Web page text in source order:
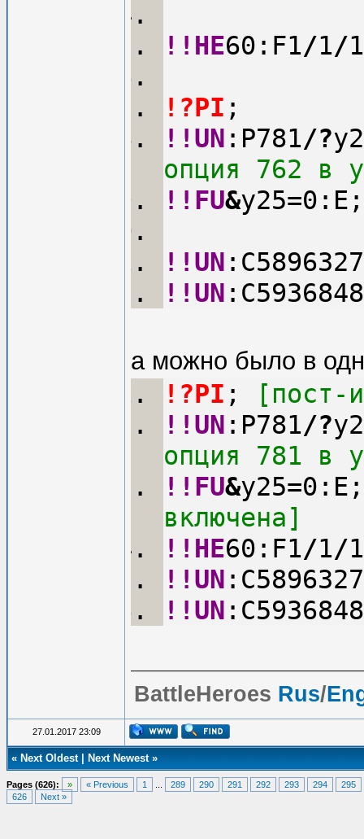
!!HE60:F1/1/1
!?PI ;
!!UN :P781/?
опция 762 в
!!FU&y25=0:E;
!!UN :C5896327
!!UN :C5936848
а можно было в
!?PI ;
[пост-
!!UN :P781/?
опция 781 в
!!FU&y25=0:E;
включена]
!!HE60:F1/1/1
!!UN :C5896327
!!UN :C5936848
BattleHeroes Rus/
27.01.2017 23:09
« Next Oldest| Next Newest»
Pages (626): » « Previous 1 289 290 291 292 293 294
295
626
Next »